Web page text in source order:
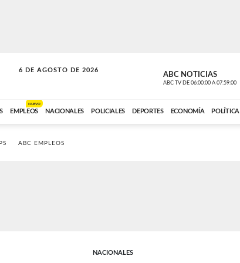
6 DE AGOSTO DE 2026
LA INCONDICIONAL ABC NOTICIAS
ABC TV DE 06:00:00 A 07:59:00
EMPLEOS
NUEVO
NACIONALES POLICIALES DEPORTES ECONOMÍA POLÍTICA
ABC EMPLEOS
NACIONALES